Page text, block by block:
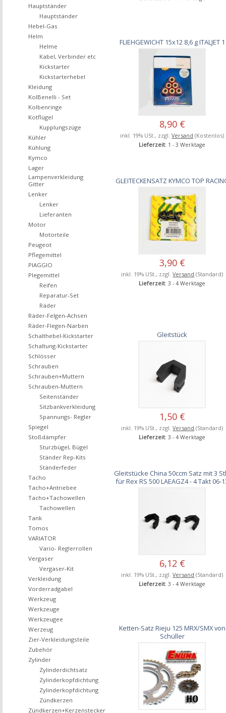
FLIEHGEWICHT 15x12 8,6 g ITALJET 1
8,90 €
inkl. 19% USt., zzgl.Versand (Kostenlos)
Lieferzeit: 1 - 3 Werktage
GLEITECKENSATZ KYMCO TOP
3,90 €
inkl. 19% USt., zzgl.Versand (Standard)
Lieferzeit: 3 - 4 Werktage
Gleitstück
1,50 €
inkl. 19% USt., zzgl.Versand (Standard)
Lieferzeit: 3 - 4 Werktage
Gleitstücke China 50ccm Satz mit 3
für Rex RS 500 LAEAGZ4 - 4 Takt 06-
6,12 €
inkl. 19% USt., zzgl.Versand (Standard)
Lieferzeit: 3 - 4 Werktage
Ketten-Satz Rieju 125 MRX/SMX von
Schüller
Hauptständer
Hauptständer
Hebel-Gas
Helm
Helme
Kabel, Verbinder etc
Kickstarter
Kickstarterhebel
Kleidung
KolBenelli - Set
Kolbenringe
Kotflügel
Kupplungszüge
Kühler
Kühlung
Kymco
Lager
Lampenverkleidung
Gitter
Lenker
Lenker
Lieferanten
Motor
Motorteile
Peugeot
Pflegemittel
PIAGGIO
Plegemittel
Reifen
Reparatur-Set
Räder
Räder-Felgen-Achsen
Räder-Flegen-Narben
Schalthebel-Kickstarter
Schaltung-Kickstarter
Schlösser
Schrauben
Schrauben+Muttern
Schrauben-Muttern
Seitenständer
Sitzbankverkleidung
Spannungs- Regler
Spiegel
Stoßdämpfer
Sturzbügel, Bügel
Ständer Rep-Kits
Ständerfeder
Tacho
Tacho+Antriebee
Tacho+Tachowellen
Tachowellen
Tank
Tomos
VARIATOR
Vario- Reglerrollen
Vergaser
Vergaser-Kit
Verkleidung
Vorderradgabel
Werkzeug
Werkzeuge
Werkzeugee
Werzeug
Zier-Verkleidungsteile
Zubehör
Zylinder
Zylinderdichtsatz
Zylinderkopfdichtung
Zylinderkopfdichtung
Zündkerzen
Zündkerzen+Kerzenstecker